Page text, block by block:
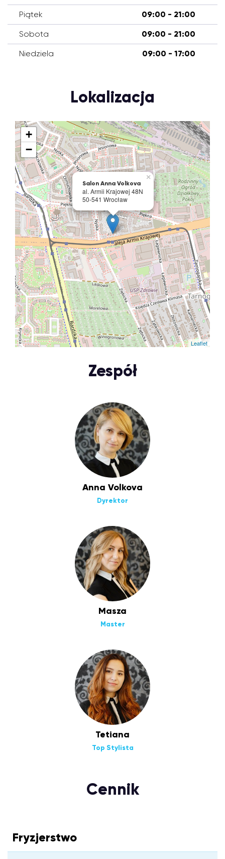
Piątek 09:00 - 21:00
Sobota 09:00 - 21:00
Niedziela 09:00 - 17:00
Lokalizacja
Salon Anna Volkova
al. Armii Krajowej 48N
50-541 Wrocław
×
+
−
Leaflet
Zespół
Anna Volkova
Dyrektor
Masza
Master
Tetiana
Top Stylista
Cennik
Fryzjerstwo